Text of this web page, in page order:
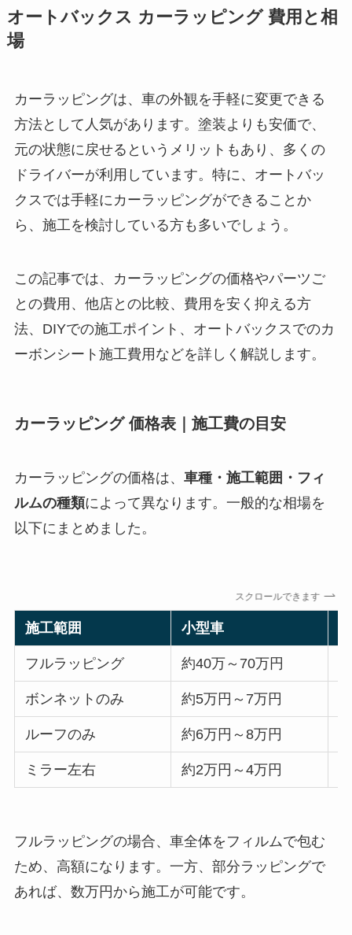
オートバックス カーラッピング 費用と相
場
カーラッピングは、車の外観を手軽に変更できる
方法として人気があります。塗装よりも安価で、
元の状態に戻せるというメリットもあり、多くの
ドライバーが利用しています。特に、オートバッ
クスでは手軽にカーラッピングができることか
ら、施工を検討している方も多いでしょう。
この記事では、カーラッピングの価格やパーツご
との費用、他店との比較、費用を安く抑える方
法、DIYでの施工ポイント、オートバックスでのカ
ーボンシート施工費用などを詳しく解説します。
カーラッピング 価格表｜施工費の目安
カーラッピングの価格は、 車種・施工範囲・フィ
ルムの種類によって異なります。一般的な相場を
以下にまとめました。
スクロールできます
施工範囲 小型車
フルラッピング 約40万～70万円
ボンネットのみ 約5万円～7万円
ルーフのみ 約6万円～8万円
ミラー左右 約2万円～4万円
フルラッピングの場合、車全体をフィルムで包む
ため、高額になります。一方、部分ラッピングで
あれば、数万円から施工が可能です。